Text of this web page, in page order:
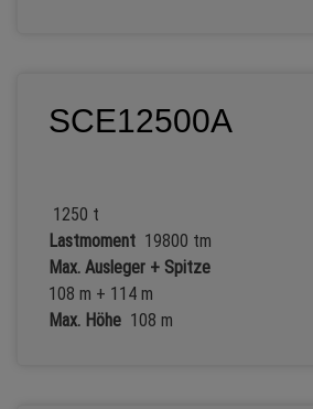
SCE12500A
1250 t
Lastmoment 19800 tm
Max. Ausleger + Spitze
108 m + 114 m
Max. Höhe 108 m